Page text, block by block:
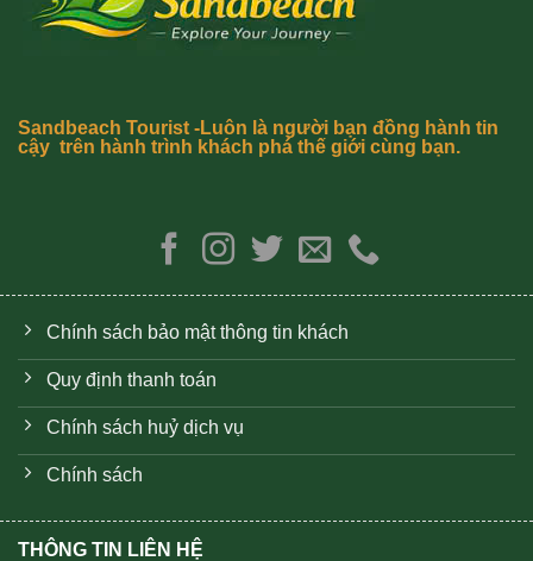
Sandbeach Tourist -Luôn là người bạn đồng hành tin
cậy trên hành trình khách phá thế giới cùng bạn.
Chính sách bảo mật thông tin khách
Quy định thanh toán
Chính sách huỷ dịch vụ
Chính sách
THÔNG TIN LIÊN HỆ